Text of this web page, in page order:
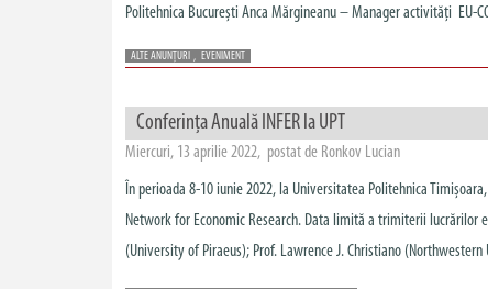
Politehnica București Anca Mărgineanu – Manager activități EU-
ALTE ANUNȚURI , EVENIMENT
Conferința Anuală INFER la UPT
Miercuri, 13 aprilie 2022, postat de Ronkov Lucian
În perioada 8-10 iunie 2022, la Universitatea Politehnica
Network for Economic Research. Data limită a trimiterii lucrărilor
(University of Piraeus); Prof. Lawrence J. Christiano (Northwestern